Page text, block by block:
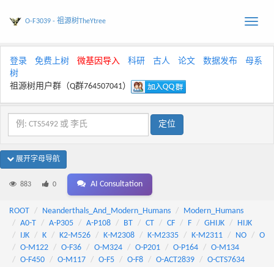
Toggle
O-F3039 - 祖源树TheYtree
登录 免费上树 微基因导入 科研 古人 论文 数据发布
母系
树
祖源树用户群（Q群764507041）
展开字母导航
883 0 AI Consultation
ROOT Neanderthals_And_Modern_Humans
Modern_Humans
A0-T
A-P305 A-P108 BT CT CF F GHIJK
HIJK
IJK
K K2-M526 K-M2308 K-M2335 K-M2311 NO
O
O-M122
O-F36 O-M324 O-P201 O-P164
O-M134
O-F450
O-M117 O-F5 O-F8 O-ACT2839
O-CTS7634